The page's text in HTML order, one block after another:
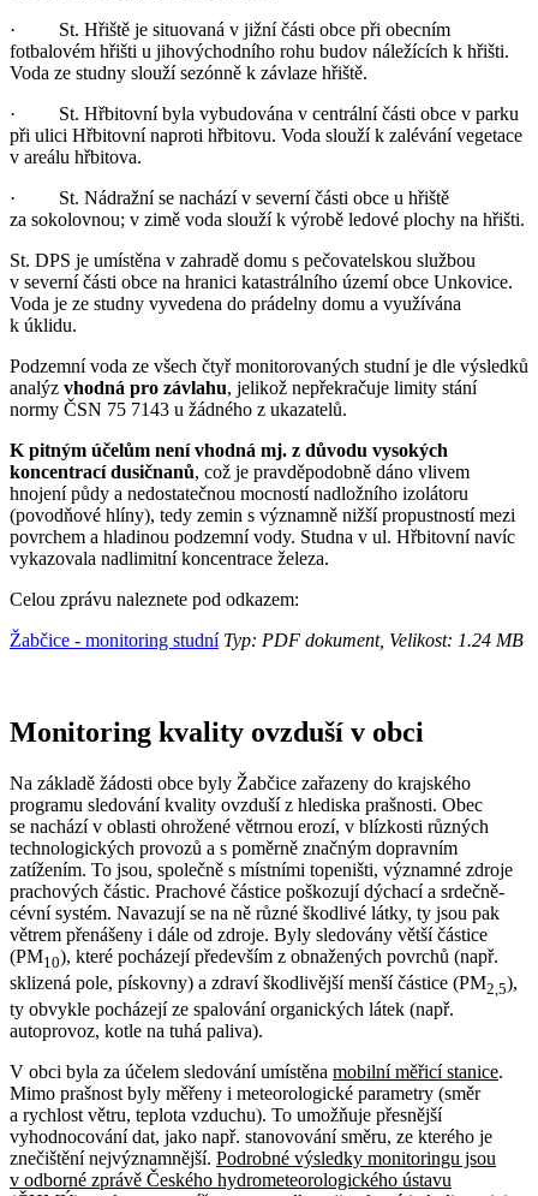
· St. Hřiště je situovaná v jižní části obce při obecním
fotbalovém hřišti u jihovýchodního rohu budov náležících k hřišti.
Voda ze studny slouží sezónně k závlaze hřiště.
· St. Hřbitovní byla vybudována v centrální části obce v parku
při ulici Hřbitovní naproti hřbitovu. Voda slouží k zalévání vegetace
v areálu hřbitova.
· St. Nádražní se nachází v severní části obce u hřiště
za sokolovnou; v zimě voda slouží k výrobě ledové plochy na hřišti.
St. DPS je umístěna v zahradě domu s pečovatelskou službou
v severní části obce na hranici katastrálního území obce Unkovice.
Voda je ze studny vyvedena do prádelny domu a využívána
k úklidu.
Podzemní voda ze všech čtyř monitorovaných studní je dle výsledků
analýz vhodná pro závlahu, jelikož nepřekračuje limity stání
normy ČSN 75 7143 u žádného z ukazatelů.
K pitným účelům není vhodná mj. z důvodu vysokých
koncentrací dusičnanů, což je pravděpodobně dáno vlivem
hnojení půdy a nedostatečnou mocností nadložního izolátoru
(povodňové hlíny), tedy zemin s významně nižší propustností mezi
povrchem a hladinou podzemní vody. Studna v ul. Hřbitovní navíc
vykazovala nadlimitní koncentrace železa.
Celou zprávu naleznete pod odkazem:
Žabčice - monitoring studníTyp: PDF dokument, Velikost: 1.24 MB
Monitoring kvality ovzduší v obci
Na základě žádosti obce byly Žabčice zařazeny do krajského
programu sledování kvality ovzduší z hlediska prašnosti. Obec
se nachází v oblasti ohrožené větrnou erozí, v blízkosti různých
technologických provozů a s poměrně značným dopravním
zatížením. To jsou, společně s místními topeništi, významné zdroje
prachových částic. Prachové částice poškozují dýchací a srdečně-
cévní systém. Navazují se na ně různé škodlivé látky, ty jsou pak
větrem přenášeny i dále od zdroje. Byly sledovány větší částice
(PM10), které pocházejí především z obnažených povrchů (např.
sklizená pole, pískovny) a zdraví škodlivější menší částice (PM2,5),
ty obvykle pocházejí ze spalování organických látek (např.
autoprovoz, kotle na tuhá paliva).
V obci byla za účelem sledování umístěna mobilní měřicí stanice.
Mimo prašnost byly měřeny i meteorologické parametry (směr
a rychlost větru, teplota vzduchu). To umožňuje přesnější
vyhodnocování dat, jako např. stanovování směru, ze kterého je
znečištění nejvýznamnější. Podrobné výsledky monitoringu jsou
v odborné zprávě Českého hydrometeorologického ústavu